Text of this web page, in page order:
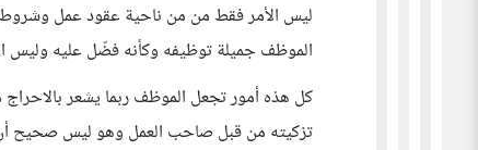
ليس الأمر فقط من من ناحية عقود عمل
الموظف جميلة توظيفه وكأنه فضّل عليه وليس
كل هذه أمور تجعل الموظف ربما يشعر
تزكيته من قبل صاحب العمل وهو ليس صحيح